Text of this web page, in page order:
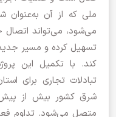
ملی که از آن به‌عنوان
می‌شود، می‌تواند اتصال
تسهیل کرده و مسیر
کند. با تکمیل این
تبادلات تجاری برای
شرق کشور بیش از پیش
متصل می‌شود. تداوم